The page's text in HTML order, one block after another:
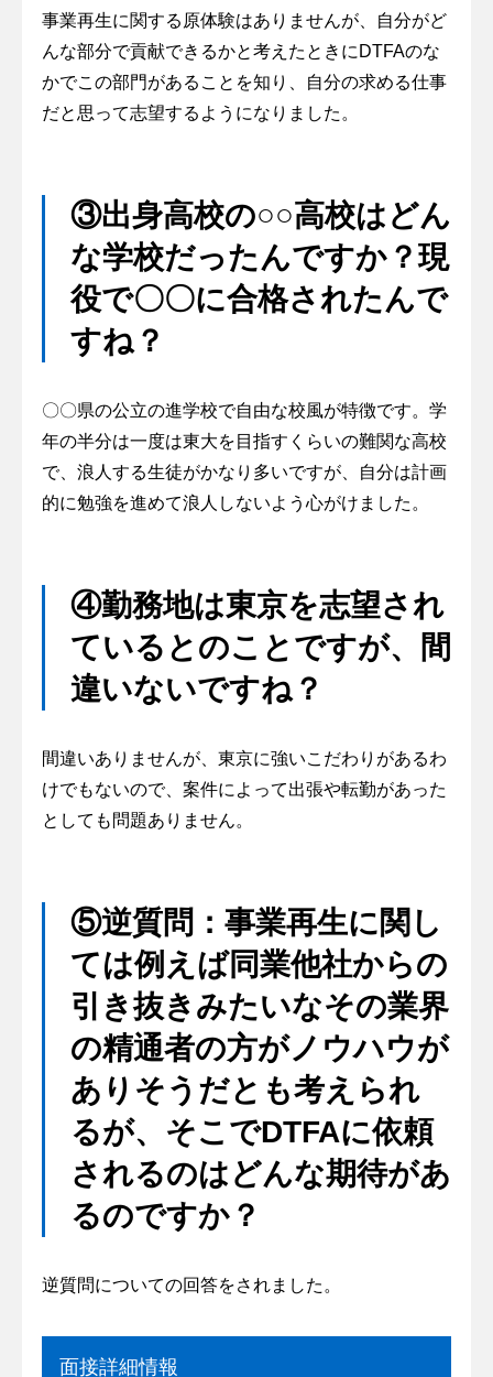
事業再生に関する原体験はありませんが、自分がど
んな部分で貢献できるかと考えたときにDTFAのな
かでこの部門があることを知り、自分の求める仕事
だと思って志望するようになりました。
③出身高校の○○高校はどん
な学校だったんですか？現
役で〇〇に合格されたんで
すね？
〇〇県の公立の進学校で自由な校風が特徴です。学
年の半分は一度は東大を目指すくらいの難関な高校
で、浪人する生徒がかなり多いですが、自分は計画
的に勉強を進めて浪人しないよう心がけました。
④勤務地は東京を志望され
ているとのことですが、間
違いないですね？
間違いありませんが、東京に強いこだわりがあるわ
けでもないので、案件によって出張や転勤があった
としても問題ありません。
⑤逆質問：事業再生に関し
ては例えば同業他社からの
引き抜きみたいなその業界
の精通者の方がノウハウが
ありそうだとも考えられ
るが、そこでDTFAに依頼
されるのはどんな期待があ
るのですか？
逆質問についての回答をされました。
面接詳細情報